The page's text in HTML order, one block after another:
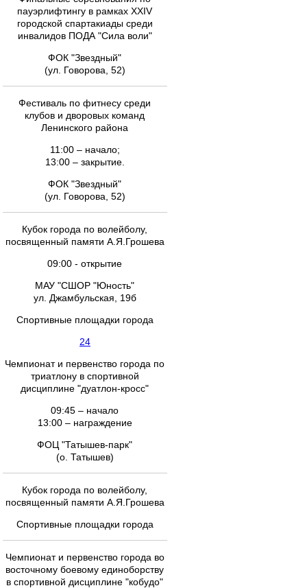
пауэрлифтингу в рамках XXIV
городской спартакиады среди
инвалидов ПОДА "Сила воли"
ФОК "Звездный"
(ул. Говорова, 52)
Фестиваль по фитнесу среди
клубов и дворовых команд
Ленинского района
11:00 – начало;
13:00 – закрытие.
ФОК "Звездный"
(ул. Говорова, 52)
Кубок города по волейболу,
посвященный памяти А.Я.Грошева
09:00 - открытие
МАУ "СШОР "Юность"
ул. Джамбульская, 19б
Спортивные площадки города
24
Чемпионат и первенство города по
триатлону в спортивной
дисциплине "дуатлон-кросс"
09:45 – начало
13:00 – награждение
ФОЦ "Татышев-парк"
(о. Татышев)
Кубок города по волейболу,
посвященный памяти А.Я.Грошева
Спортивные площадки города
Чемпионат и первенство города во
восточному боевому единоборству
в спортивной дисциплине "кобудо"